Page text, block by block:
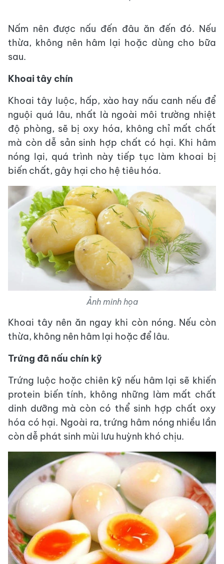
Nấm nên được nấu đến đâu ăn đến đó. Nếu
thừa, không nên hâm lại hoặc dùng cho bữa
sau.
Khoai tây chín
Khoai tây luộc, hấp, xào hay nấu canh nếu để
nguội quá lâu, nhất là ngoài môi trường nhiệt
độ phòng, sẽ bị oxy hóa, không chỉ mất chất
mà còn dễ sản sinh hợp chất có hại. Khi hâm
nóng lại, quá trình này tiếp tục làm khoai bị
biến chất, gây hại cho hệ tiêu hóa.
Ảnh minh họa
Khoai tây nên ăn ngay khi còn nóng. Nếu còn
thừa, không nên hâm lại hoặc để lâu.
Trứng đã nấu chín kỹ
Trứng luộc hoặc chiên kỹ nếu hâm lại sẽ khiến
protein biến tính, không những làm mất chất
dinh dưỡng mà còn có thể sinh hợp chất oxy
hóa có hại. Ngoài ra, trứng hâm nóng nhiều lần
còn dễ phát sinh mùi lưu huỳnh khó chịu.